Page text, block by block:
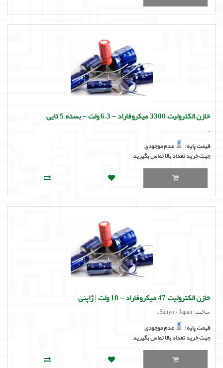
خازن الکترولیت 3300 میکروفاراد - 6.3 ولت - بسته 5 تایی
..
قیمت پایه :
عدم موجودی
جهت خرید تعداد بالا تماس بگیرید
خازن الکترولیت 47 میکروفاراد - 10 ولت | ژاپنی
ساخت : Sanyo / Japan..
قیمت پایه :
عدم موجودی
جهت خرید تعداد بالا تماس بگیرید